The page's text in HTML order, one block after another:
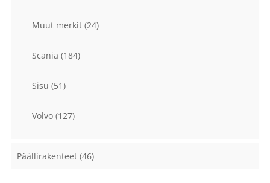
Muut merkit (24)
Scania (184)
Sisu (51)
Volvo (127)
Päällirakenteet (46)